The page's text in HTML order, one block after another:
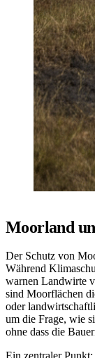
Moorland
Der Schutz von
Während
warnen Landwirte
sind Moorflächen
oder
um die Frage, wie
ohne dass die
Ein zentraler